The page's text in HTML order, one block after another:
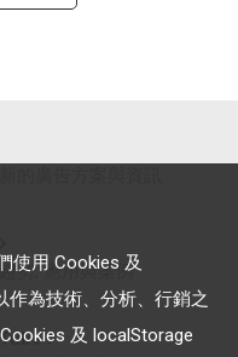
勢, 應用與案例
使用 Cookies 及
作為技術、分析、行銷之
及 localStorage